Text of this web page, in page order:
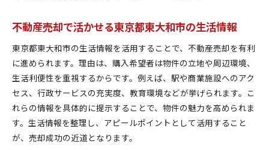
不動産売却で活かせる東京都東大和市の生活情報
東京都東大和市の生活情報を活用することで、不動産売却を有利
に進められます。理由は、購入希望者は物件の立地や周辺環境、
生活利便性を重視するからです。例えば、駅や商業施設へのアク
セス、行政サービスの充実度、教育環境などが挙げられます。こ
れらの情報を具体的に提示することで、物件の魅力を高められま
す。生活情報を整理し、アピールポイントとして活用すること
が、売却成功の近道となります。